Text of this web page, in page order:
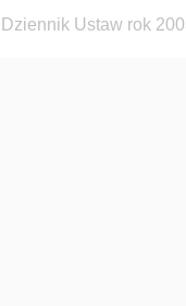
Dziennik Ustaw rok